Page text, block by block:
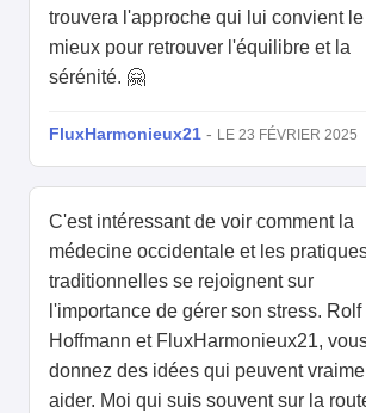
trouvera l'approche qui lui convient le
mieux pour retrouver l'équilibre et la
sérénité. 🤗
FluxHarmonieux21 - LE 23 FÉVRIER 2025
C'est intéressant de voir comment la
médecine occidentale et les
traditionnelles se rejoignent sur
l'importance de gérer son stress. Rolf
Hoffmann et FluxHarmonieux21,
donnez des idées qui peuvent
aider. Moi qui suis souvent sur la